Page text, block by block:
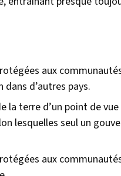
aux
d’autres pays.
la terre d’un point de
lesquelles seul un
aux